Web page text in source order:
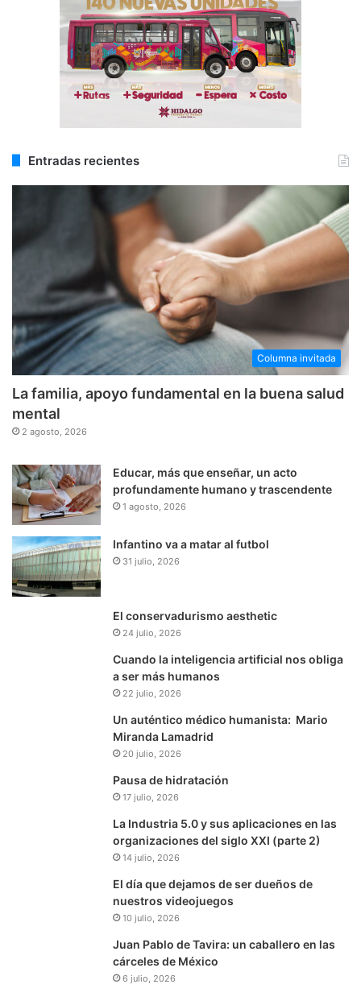
Entradas recientes
Columna invitada
La familia, apoyo fundamental en la buena salud
mental
2 agosto, 2026
Educar, más que enseñar, un acto
profundamente humano y trascendente
1 agosto, 2026
Infantino va a matar al futbol
31 julio, 2026
El conservadurismo aesthetic
24 julio, 2026
Cuando la inteligencia artificial nos obliga
a ser más humanos
22 julio, 2026
Un auténtico médico humanista: Mario
Miranda Lamadrid
20 julio, 2026
Pausa de hidratación
17 julio, 2026
La Industria 5.0 y sus aplicaciones en las
organizaciones del siglo XXI (parte 2)
14 julio, 2026
El día que dejamos de ser dueños de
nuestros videojuegos
10 julio, 2026
Juan Pablo de Tavira: un caballero en las
cárceles de México
6 julio, 2026